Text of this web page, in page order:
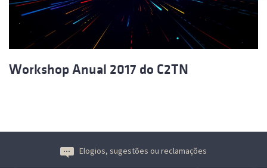
Workshop Anual 2017 do C2TN
Elogios, sugestões ou reclamações